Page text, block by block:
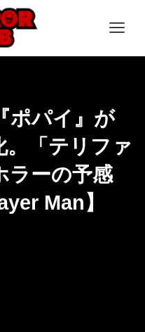
ポパイ』が
。「テリファ
ラーの予感
Man】